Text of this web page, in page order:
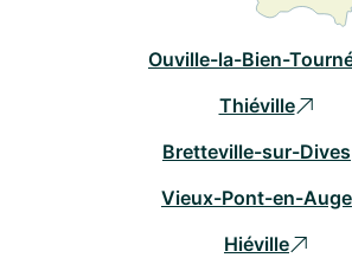
Ouville-la-Bien-
Thiéville
Bretteville-sur-Dives
Vieux-Pont-en-Auge
Hiéville